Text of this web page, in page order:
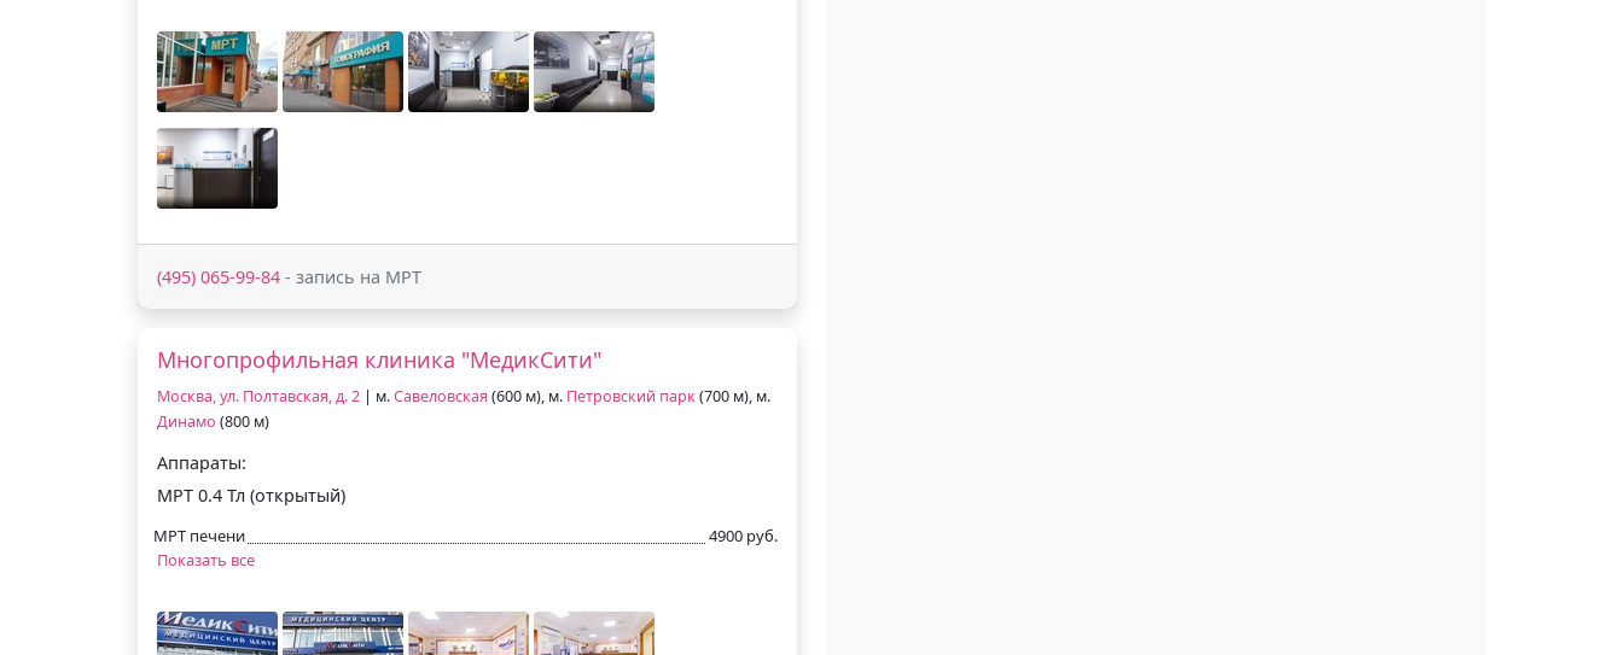
(495) 065-99-84 - запись на МРТ
Многопрофильная клиника "МедикСити"
Москва, ул. Полтавская, д. 2 | м.Савеловская (600 м), м. Петровский парк(700 м), м.
Динамо (800 м)
Аппараты:
МРТ 0.4 Тл (открытый)
МРТ печени
4900 руб.
Показать все